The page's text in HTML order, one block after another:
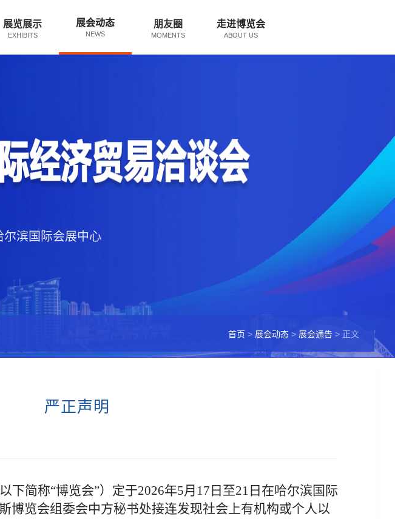
展览展示
EXHIBITS
展会动态
NEWS
朋友圈
MOMENTS
走进博览会
ABOUT US
尔滨国际会展中心
首页 > 展会动态 > 展会通告 > 正文
严正声明
下简称“博览会”）定于2026年5月 17 日至21 日在哈尔滨国际
博览会组委会中方秘书处接连发现社会上有机构或个人以